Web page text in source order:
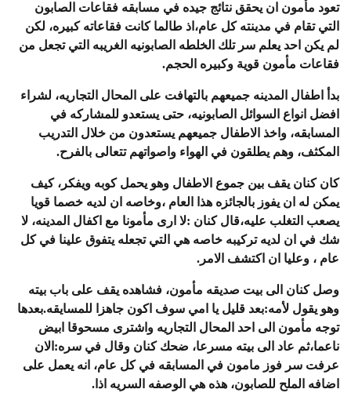
تعود مأمون ان يحقق نتائج جيده في مسابقه فقاعات الصابون
التي تقام في مدينته كل عام،اذ طالما كانت فقاعاته كبيره، لكن
لم يكن احد يعلم سر تلك الخلطه الصابونيه الغريبه التي تجعل من
فقاعات مأمون قوية وكبيره الحجم.
بدأ اطفال المدينه جميعهم بالتهافت على المحال التجاريه، لشراء
افضل انواع السوائل الصابونيه، حتى يستعدو للمشاركه في
المسابقه، واخذ الاطفال جميعهم يستعدون من خلال التدريب
المكثف، وهم يطلقون في الهواء واصواتهم تتعالى بالفرح.
كان كنان يقف بين جموع الاطفال وهو يحمل كوبه ويفكر، كيف
يمكن له ان يفوز بالجائزه هذا العام ،وخاصه ان لديه خصما قويا
يصعب التغلب عليه،قال كنان :لا ارى مأمونا مع اكفال المدينه، لا
شك في ان لديه تركيبه خاصه هي التي تجعله يتفوق علينا في كل
عام ، وعليا ان اكتشف الامر.
وصل كنان الى بيت صديقه مأمون، فشاهده يقف على باب بيته
وهو يقول لأمه:بعد قليل يا امي سوف اكون جاهزا للمسايقه.بعدها
توجه مأمون الى احد المحال التجاريه واشترى مسحوقا ابيض
ناعما،ثم عاد الى بيته مسرعا، ضحك كنان وقال في سره:الان
عرفت سر فوز مامون في المسابقه في كل عام، انه يعمل على
اضافه الملح للصابون، هذه هي الوصفه السريه اذا.